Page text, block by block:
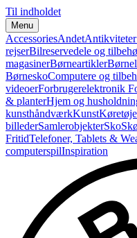
Til indholdet
Menu
AccessoriesAndet
rejserBilreservedele og
magasinerBørneartikler
BørneskoComputere og
videoerForbrugerelektronik
& planterHjem og
kunsthåndværkKunst
billederSamlerobjekterSko
FritidTelefoner, Tablets &
computerspilInspiration